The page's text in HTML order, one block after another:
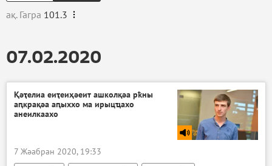
ақ. Гагра 101.3
07.02.2020
Қәҭелиа еиҭеиҳәеит ашколқәа рҟны
аԥкрақәа аԥыххо ма ирыцҵахо
анеилкаахо
7 Жәабран 2020, 19:33